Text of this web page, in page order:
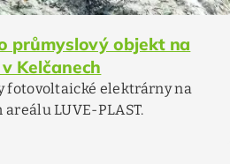
průmyslový objekt na
Kelčanech
fotovoltaické elektrárny na
LUVE-PLAST.